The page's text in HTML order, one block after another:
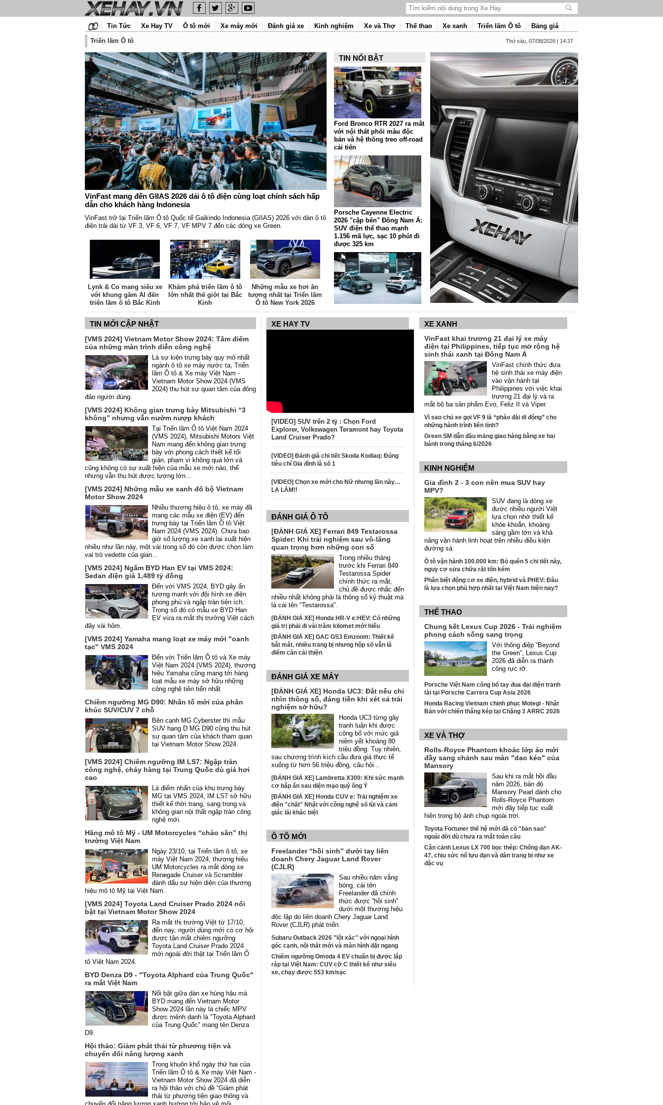
Tìm
nội
dung
Tin Tức Xe Hay TV Ô tô mới Xe máy mới Đánh giá xe Kinh nghiệm Xe và Thợ Thể thao Xe xanh Triển lãm Ô tô
Bảng giá
Triển lãm Ô tô
Thứ sáu, 07/08/2026 | 14:37
VinFast mang đến GIIAS 2026 dải ô tô điện cùng loạt chính sách hấp
dẫn cho khách hàng Indonesia
VinFast trở lại Triển lãm Ô tô Quốc tế Gaikindo Indonesia (GIIAS) 2026 với dàn ô tô
điện trải dài từ VF 3, VF 6, VF 7, VF MPV 7 đến các dòng xe Green.
Lynk & Co mang siêu xe
với khung gầm AI đến
triển lãm ô tô Bắc Kinh
2026
Khám phá triển lãm ô tô
lớn nhất thế giới tại Bắc
Kinh
Những mẫu xe hơi ấn
tượng nhất tại Triển lãm
Ô tô New York 2026
TIN NỔI BẬT
Ford Bronco RTR 2027 ra mắt
với nội thất phối màu độc
bản và hệ thống treo off-road
cải tiến
Porsche Cayenne Electric
2026 "cập bến" Đông Nam Á:
SUV điện thể thao mạnh
1.156 mã lực, sạc 10 phút đi
được 325 km
Nam Á với diện mạo lột xác
TIN MỚI CẬP NHẬT
[VMS 2024] Vietnam Motor Show 2024: Tâm điểm
của những màn trình diễn công nghệ
Là sự kiện trưng bày quy mô nhất
ngành ô tô xe máy nước ta, Triển
lãm Ô tô & Xe máy Việt Nam -
Vietnam Motor Show 2024 (VMS
2024) thu hút sự quan tâm của đông
đảo người dùng.
[VMS 2024] Không gian trưng bày Mitsubishi “3
không” nhưng vẫn nườm nượp khách
Tại Triển lãm Ô tô Việt Nam 2024
(VMS 2024), Mitsubishi Motors Việt
Nam mang đến không gian trưng
bày với phong cách thiết kế tối
giản, phạm vi không quá lớn và
cũng không có sự xuất hiện của mẫu xe mới nào, thế
nhưng vẫn thu hút được lượng lớn...
[VMS 2024] Những mẫu xe xanh đổ bộ Vietnam
Motor Show 2024
Nhiều thương hiệu ô tô, xe máy đã
mang các mẫu xe điện (EV) đến
trưng bày tại Triển lãm Ô tô Việt
Nam 2024 (VMS 2024). Chưa bao
giờ số lượng xe xanh lại xuất hiện
nhiều như lần này, một vài trong số đó còn được chọn làm
vai trò vedette của gian...
[VMS 2024] Ngắm BYD Han EV tại VMS 2024:
Sedan điện giá 1,489 tỷ đồng
Đến với VMS 2024, BYD gây ấn
tượng mạnh với đội hình xe điện
phong phú và ngập tràn tiện ích.
Trong số đó có mẫu xe BYD Han
EV vừa ra mắt thị trường Việt cách
đây vài hôm.
[VMS 2024] Yamaha mang loạt xe máy mới "oanh
tạc" VMS 2024
Đến với Triển lãm Ô tô và Xe máy
Việt Nam 2024 (VMS 2024), thương
hiệu Yamaha cũng mang tới hàng
loạt mẫu xe máy sở hữu những
công nghệ tiên tiến nhất
Chiêm ngưỡng MG D90: Nhân tố mới của phân
khúc SUV/CUV 7 chỗ
Bên cạnh MG Cyberster thì mẫu
SUV hạng D MG D90 cũng thu hút
sự quan tâm của khách tham quan
tại Vietnam Motor Show 2024.
[VMS 2024] Chiêm ngưỡng IM LS7: Ngập tràn
công nghệ, cháy hàng tại Trung Quốc dù giá hơi
cao
Là điểm nhấn của khu trưng bày
MG tại VMS 2024, IM LS7 sở hữu
thiết kế thời trang, sang trọng và
không gian nội thất ngập tràn công
nghệ mới.
Hãng mô tô Mỹ - UM Motorcycles “chào sân” thị
trường Việt Nam
Ngày 23/10, tại Triển lãm ô tô, xe
máy Việt Nam 2024, thương hiệu
UM Motorcycles ra mắt dòng xe
Renegade Cruiser và Scrambler
đánh dấu sự hiện diện của thương
hiệu mô tô Mỹ tại Việt Nam.
[VMS 2024] Toyota Land Cruiser Prado 2024 nổi
bật tại Vietnam Motor Show 2024
Ra mắt thị trường Việt từ 17/10,
đến nay, người dùng mới có cơ hội
được tận mắt chiêm ngưỡng
Toyota Land Cruiser Prado 2024
mới ngoài đời thật tại Triển lãm Ô
tô Việt Nam 2024.
BYD Denza D9 - "Toyota Alphard của Trung Quốc"
ra mắt Việt Nam
Nổi bật giữa dàn xe hùng hậu mà
BYD mang đến Vietnam Motor
Show 2024 lần này là chiếc MPV
được mệnh danh là "Toyota Alphard
của Trung Quốc" mang tên Denza
D9.
Hội thảo: Giảm phát thải từ phương tiện và
chuyển đổi năng lượng xanh
Trong khuôn khổ ngày thứ hai của
Triển lãm Ô tô & Xe máy Việt Nam -
Vietnam Motor Show 2024 đã diễn
ra hội thảo với chủ đề “Giảm phát
thải từ phương tiện giao thông và
XE HAY TV
[VIDEO] SUV trên 2 tỷ : Chọn Ford
Explorer, Volkswagen Teramont hay Toyota
Land Cruiser Prado?
[VIDEO] Đánh giá chi tiết Skoda Kodiaq: Đúng
tiêu chí Gia đình là số 1
[VIDEO] Chọn xe mới cho Nữ nhưng lần này…
LẠ LẮM!!
ĐÁNH GIÁ Ô TÔ
[ĐÁNH GIÁ XE] Ferrari 849 Testarossa
Spider: Khi trải nghiệm sau vô-lăng
quan trọng hơn những con số
Trong nhiều tháng
trước khi Ferrari 849
Testarossa Spider
chính thức ra mắt,
chủ đề được nhắc đến
nhiều nhất không phải là thông số kỹ thuật mà
là cái tên "Testarossa".
[ĐÁNH GIÁ XE] Honda HR-V e:HEV: Có những
giá trị phải đi vài trăm kilomet mới hiểu
[ĐÁNH GIÁ XE] GAC GS3 Emzoom: Thiết kế
bắt mắt, nhiều trang bị nhưng hộp số vẫn là
điểm cần cải thiện
ĐÁNH GIÁ XE MÁY
[ĐÁNH GIÁ XE] Honda UC3: Đắt nếu chỉ
nhìn thông số, đáng tiền khi xét cả trải
nghiệm sở hữu?
Honda UC3 từng gây
tranh luận khi được
công bố với mức giá
niêm yết khoảng 80
triệu đồng. Tuy nhiên,
sau chương trình kích cầu đưa giá thực tế
xuống từ hơn 56 triệu đồng, câu hỏi...
[ĐÁNH GIÁ XE] Lambretta X300: Khi sức mạnh
cơ bắp ẩn sau diện mạo quý ông Ý
[ĐÁNH GIÁ XE] Honda CUV e: Trải nghiệm xe
điện "chất" Nhật với công nghệ số lùi và cảm
giác lái khác biệt
Ô TÔ MỚI
Freelander “hồi sinh” dưới tay liên
doanh Chery Jaguar Land Rover
(CJLR)
Sau nhiều năm vắng
bóng, cái tên
Freelander đã chính
thức được “hồi sinh”
dưới một thương hiệu
độc lập do liên doanh Chery Jaguar Land
Rover (CJLR) phát triển.
Subaru Outback 2026 "lột xác" với ngoại hình
góc cạnh, nội thất mới và màn hình đặt ngang
Chiêm ngưỡng Omoda 4 EV chuẩn bị được lắp
ráp tại Việt Nam: CUV cỡ C thiết kế như siêu
xe, chạy được 553 km/sạc
XE XANH
VinFast khai trương 21 đại lý xe máy
điện tại Philippines, tiếp tục mở rộng hệ
sinh thái xanh tại Đông Nam Á
VinFast chính thức đưa
hệ sinh thái xe máy điện
vào vận hành tại
Philippines với việc khai
trương 21 đại lý và ra
mắt bộ ba sản phẩm Evo, Feliz II và Viper.
Vì sao chủ xe gọi VF 9 là “pháo đài di động” cho
những hành trình liên tỉnh?
Green SM dẫn đầu mảng giao hàng bằng xe hai
bánh trong tháng 6/2026
KINH NGHIỆM
Gia đình 2 - 3 con nên mua SUV hay
MPV?
SUV đang là dòng xe
được nhiều người Việt
lựa chọn nhờ thiết kế
khỏe khoắn, khoảng
sáng gầm lớn và khả
năng vận hành linh hoạt trên nhiều điều kiện
đường sá.
Ô tô vận hành 100.000 km: Bỏ quên 5 chi tiết này,
nguy cơ sửa chữa rất tốn kém
Phân biệt động cơ xe điện, hybrid và PHEV: Đâu
là lựa chọn phù hợp nhất tại Việt Nam hiện nay?
THỂ THAO
Chung kết Lexus Cup 2026 - Trải nghiệm
phong cách sống sang trọng
Với thông điệp “Beyond
the Green”, Lexus Cup
2026 đã diễn ra thành
công rực rỡ.
Porsche Việt Nam công bố tay đua đại diện tranh
tài tại Porsche Carrera Cup Asia 2026
Honda Racing Vietnam chinh phục Motegi - Nhật
Bản với chiến thắng kép tại Chặng 3 ARRC 2026
XE VÀ THỢ
Rolls-Royce Phantom khoác lớp áo mới
đầy sang chảnh sau màn "dao kéo" của
Mansory
Sau khi ra mắt hồi đầu
năm 2026, bản độ
Mansory Pearl dành cho
Rolls-Royce Phantom
mới đây tiếp tục xuất
hiện trong bộ ảnh chụp ngoài trời.
Toyota Fortuner thế hệ mới đã có "bản sao"
ngoài đời dù chưa ra mắt toàn cầu
Cận cảnh Lexus LX 700 bọc thép: Chống đạn AK-
47, chịu sức nổ lựu đạn và dàn trang bị như xe
đặc vụ